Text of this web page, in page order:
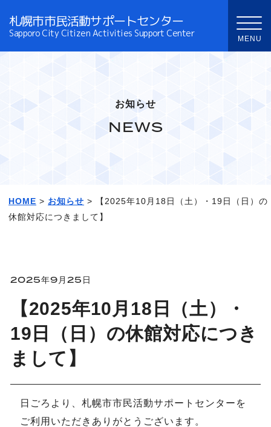
札幌市市民活動サポートセンター
Sapporo City Citizen Activities Support Center
お知らせ
NEWS
HOME > お知らせ > 【2025年10月18日（土）・19日（日）の
休館対応につきまして】
【2025年10月18日（土）・
19日（日）の休館対応につき
まして】
2025年9月25日
日ごろより、札幌市市民活動サポートセンターを
ご利用いただきありがとうございます。